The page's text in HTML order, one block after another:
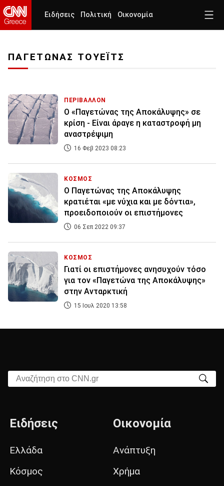
Ειδήσεις Πολιτική Οικονομία
ΠΑΓΕΤΩΝΑΣ ΤΟΥΕΪΤΣ
ΠΕΡΙΒΑΛΛΟΝ
Ο «Παγετώνας της Αποκάλυψης» σε
κρίση - Είναι άραγε η καταστροφή μη
αναστρέψιμη
16 Φεβ 2023 08:23
ΚΟΣΜΟΣ
Ο Παγετώνας της Αποκάλυψης
κρατιέται «με νύχια και με δόντια»,
προειδοποιούν οι επιστήμονες
06 Σεπ 2022 09:37
ΚΟΣΜΟΣ
Γιατί οι επιστήμονες ανησυχούν τόσο
για τον «Παγετώνα της Αποκάλυψης»
στην Ανταρκτική
15 Ιουλ 2020 13:58
Αναζήτηση στο CNN.gr
Ειδήσεις
Ελλάδα
Κόσμος
Οικονομία
Ανάπτυξη
Χρήμα